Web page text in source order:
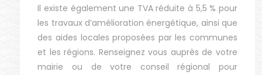
Il existe également une TVA réduite à 5,5 % pour
les travaux d’amélioration énergétique, ainsi que
des aides locales proposées par les communes
et les régions. Renseignez vous auprès de votre
mairie ou de votre conseil régional pour